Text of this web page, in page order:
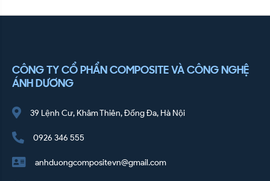
CÔNG TY CỔ PHẨN COMPOSITE VÀ CÔNG NGHỆ
ÁNH DƯƠNG
39 Lệnh Cư, Khâm Thiên, Đống Đa, Hà Nội
0926 346 555
anhduongcompositevn@gmail.com